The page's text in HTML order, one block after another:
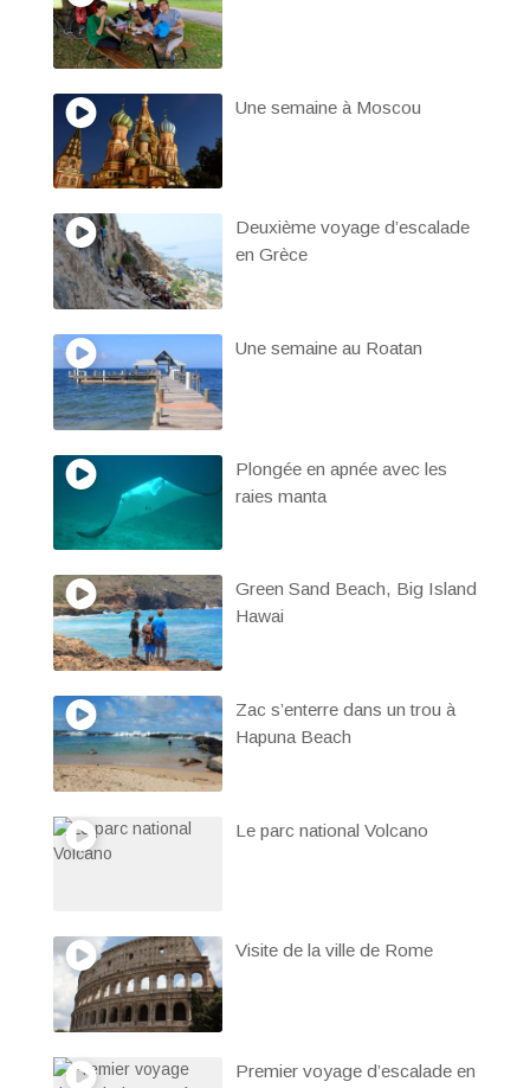
Une semaine à Moscou
Deuxième voyage d’escalade
en Grèce
Une semaine au Roatan
Plongée en apnée avec les
raies manta
Green Sand Beach, Big Island
Hawai
Zac s’enterre dans un trou à
Hapuna Beach
Le parc national Volcano
Visite de la ville de Rome
Premier voyage d’escalade en